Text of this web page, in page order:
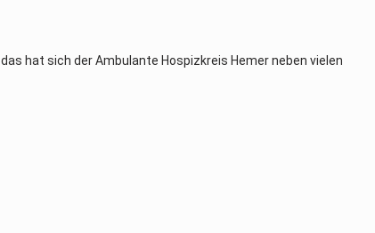
hat sich der Ambulante Hospizkreis Hemer neben vielen